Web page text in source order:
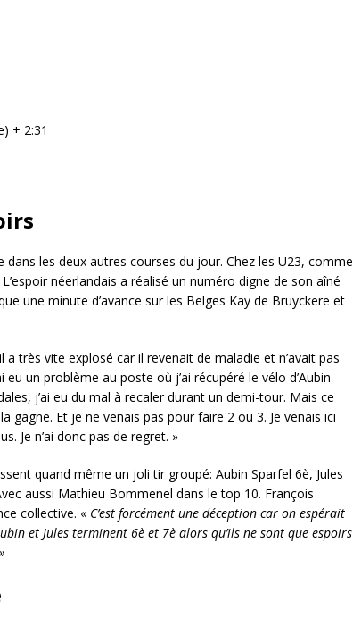
+ 2:31
les deux autres courses du jour. Chez les U23, comme
néerlandais a réalisé un numéro digne de son aîné
une minute d’avance sur les Belges Kay de Bruyckere et
très vite explosé car il revenait de maladie et n’avait pas
eu un problème au poste où j’ai récupéré le vélo d’Aubin
j’ai eu du mal à recaler durant un demi-tour. Mais ce
gagne. Et je ne venais pas pour faire 2 ou 3. Je venais ici
Je n’ai donc pas de regret. »
quand même un joli tir groupé: Aubin Sparfel 6è, Jules
aussi Mathieu Bommenel dans le top 10. François
collective. « C’est forcément une déception car on espérait
et Jules terminent 6è et 7è alors qu’ils ne sont que espoirs